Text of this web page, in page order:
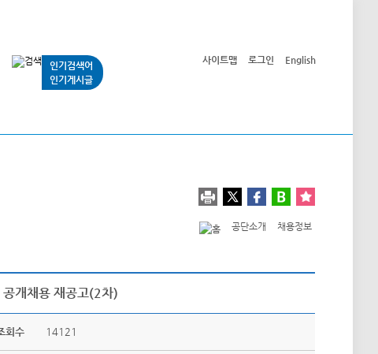
인기검색어
인기게시글
사이트맵 로그인 English
공단소개 채용정보
개채용 재공고(2차)
회수 14121